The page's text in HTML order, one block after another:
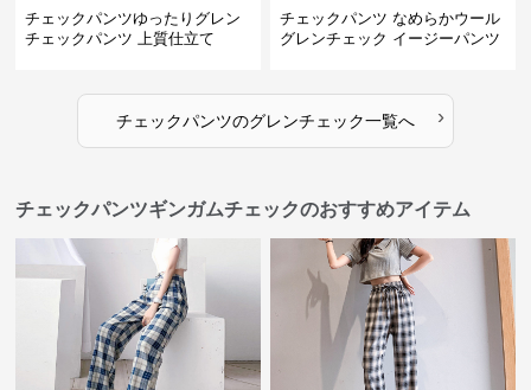
チェックパンツゆったりグレン
チェックパンツ 上質仕立て
チェックパンツ なめらかウール
グレンチェック イージーパンツ
チェックパンツのグレンチェック一覧へ ›
チェックパンツギンガムチェックのおすすめアイテム